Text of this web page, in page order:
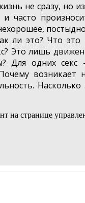
не сразу, но
часто
это? Что это
Это лишь
Для одних секс
возникает
на странице